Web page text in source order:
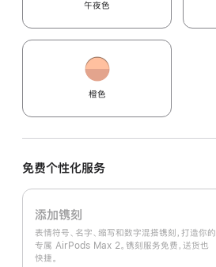
午夜色
橙色
免费个性化服务
添加镌刻
表情符号、名字、缩写和数字混搭镌刻，打造你的
专属 AirPods Max 2。镌刻服务免费，送货也
快捷。